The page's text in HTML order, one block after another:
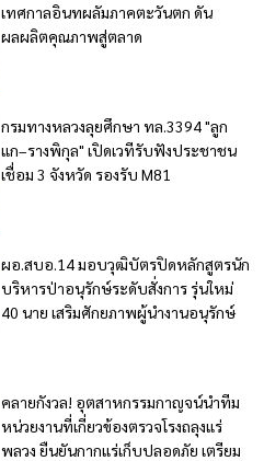
เทศกาลอินทผลัมภาคตะวันตก ดัน
ผลผลิตคุณภาพสู่ตลาด
กรมทางหลวงลุยศึกษา ทล.3394 "ลูก
แก–รางพิกุล" เปิดเวทีรับฟังประชาชน
เชื่อม 3 จังหวัด รองรับ M81
ผอ.สบอ.14 มอบวุฒิบัตรปิดหลักสูตรนัก
บริหารป่าอนุรักษ์ระดับสั่งการ รุ่นใหม่
40 นาย เสริมศักยภาพผู้นำงานอนุรักษ์
คลายกังวล! อุตสาหกรรมกาญจน์นำทีม
หน่วยงานที่เกี่ยวข้องตรวจโรงถลุงแร่
พลวง ยืนยันกากแร่เก็บปลอดภัย เตรียม